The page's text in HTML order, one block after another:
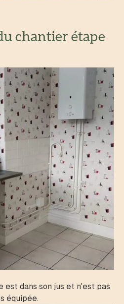
chantier étape
est dans son jus et n'est pas
équipée.